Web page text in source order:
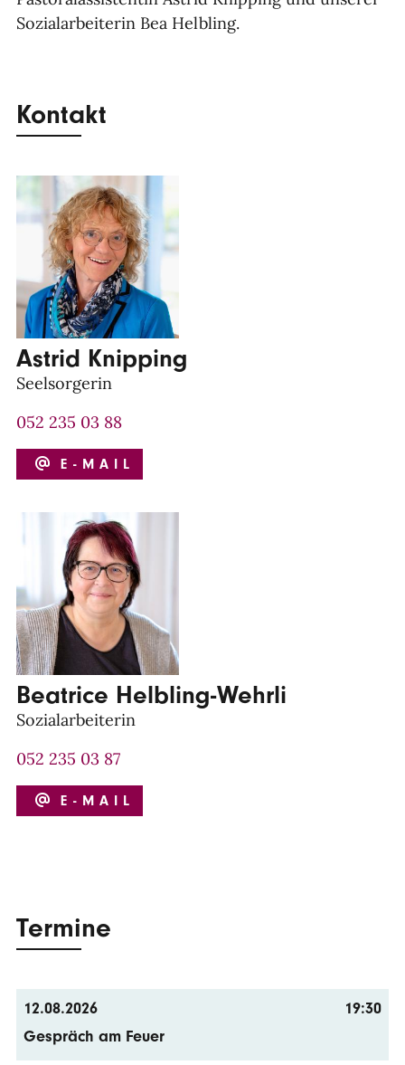
Sozialarbeiterin Bea Helbling.
Kontakt
Astrid Knipping
Seelsorgerin
052 235 03 88
E-MAIL
Beatrice Helbling-Wehrli
Sozialarbeiterin
052 235 03 87
E-MAIL
Termine
12.08.2026
19:30
Gespräch am Feuer